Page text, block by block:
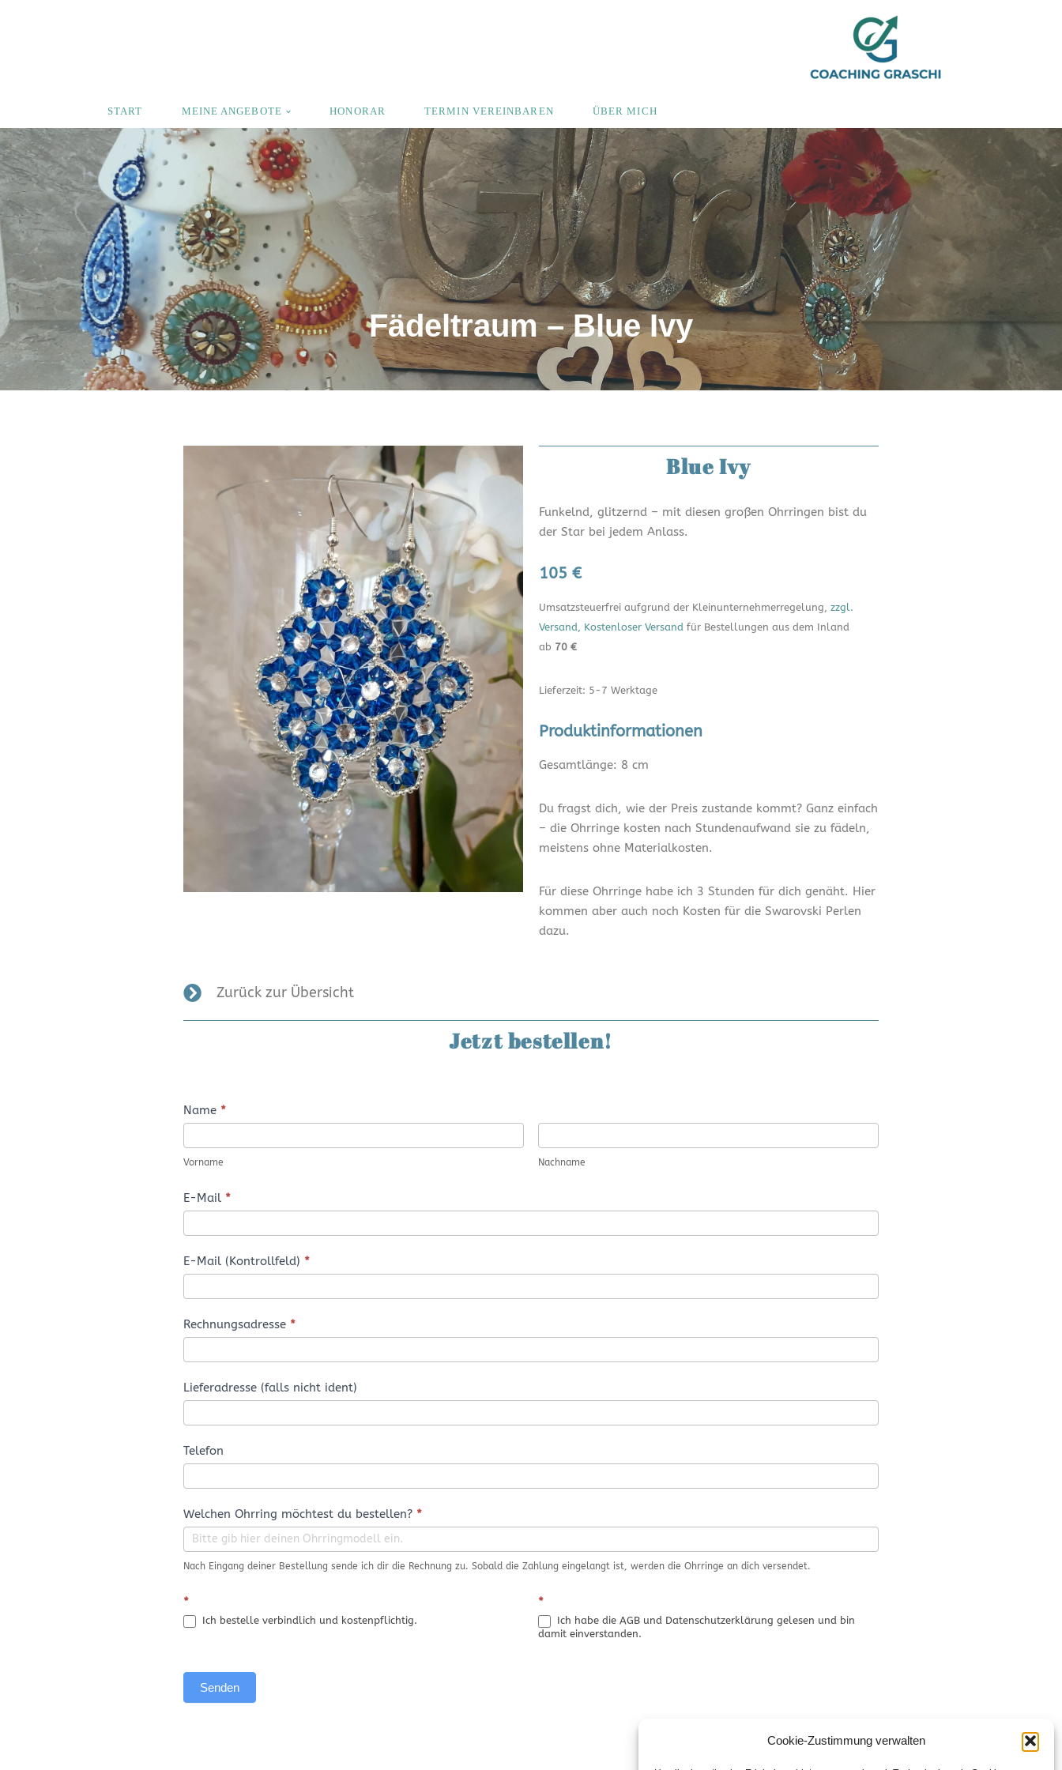
Cookie-Zustimmung verwalten
START MEINE ANGEBOTE HONORAR TERMIN VEREINBAREN ÜBER MICH
Fädeltraum – Blue Ivy
Blue Ivy
Funkelnd, glitzernd – mit diesen großen Ohrringen bist du
der Star bei jedem Anlass.
105 €
Umsatzsteuerfrei aufgrund der Kleinunternehmerregelung, zzgl.
Versand, Kostenloser Versand für Bestellungen aus dem Inland
ab 70 €
Lieferzeit: 5-7 Werktage
Produktinformationen
Gesamtlänge: 8 cm
Du fragst dich, wie der Preis zustande kommt? Ganz einfach
– die Ohrringe kosten nach Stundenaufwand sie zu fädeln,
meistens ohne Materialkosten.
Für diese Ohrringe habe ich 3 Stunden für dich genäht. Hier
kommen aber auch noch Kosten für die Swarovski Perlen
dazu.
Zurück zur Übersicht
Jetzt bestellen!
Bestellformular
Name *
Vorname Nachname
E-Mail *
E-Mail (Kontrollfeld) *
Rechnungsadresse *
Lieferadresse (falls nicht ident)
Telefon
Welchen Ohrring möchtest du bestellen? *
Nach Eingang deiner Bestellung sende ich dir die Rechnung zu. Sobald die Zahlung eingelangt ist, werden die Ohrringe an dich versendet.
*
Ich bestelle verbindlich und kostenpflichtig.
*
Ich habe die AGB und Datenschutzerklärung gelesen und bin
damit einverstanden.
Senden